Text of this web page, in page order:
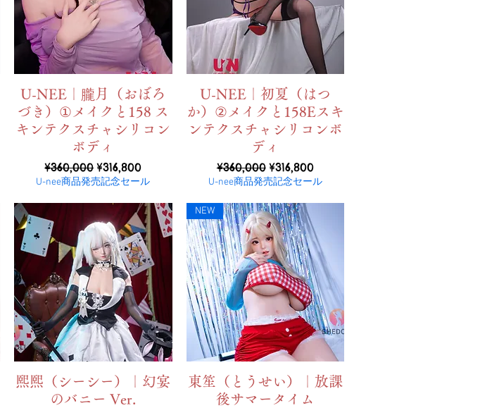
ดูข้อมูลด่วน
U-NEE｜朧月（おぼろ
づき）①メイクと158 ス
キンテクスチャシリコン
ボディ
ราคาปกติ
¥360,000ราคาขายลด
¥316,800
U-nee商品発売記念セール
ดูข้อมูลด่วน
U-NEE｜初夏（はつ
か）②メイクと158Eスキ
ンテクスチャシリコンボ
ディ
ราคาปกติ
¥360,000 ราคาขายลด
¥316,800
U-nee商品発売記念セール
ดูข้อมูลด่วน
熙熙（シーシー）｜幻宴
のバニー Ver.
ดูข้อมูลด่วน
NEW
東笙（とうせい）｜放課
後サマータイム